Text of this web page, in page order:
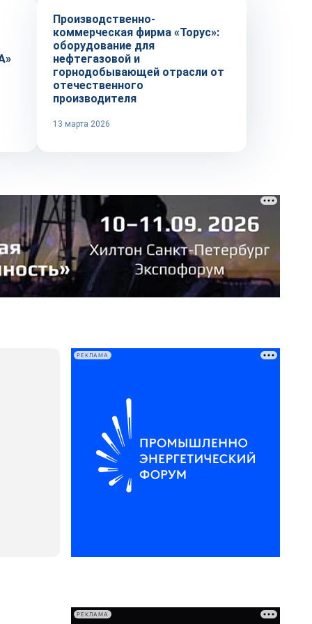
Производственно-
коммерческая фирма «Торус»:
оборудование для
нефтегазовой и
горнодобывающей отрасли от
отечественного
производителя
13 марта 2026
РЕКЛАМА
РЕКЛАМА